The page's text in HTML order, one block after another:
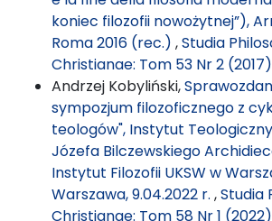
koniec filozofii nowożytnej”),
Roma 2016 (rec.) ,Studia
Christianae: Tom 53 Nr 2 (2017)
Andrzej Kobyliński,
sympozjum filozoficznego z
teologów", Instytut
Józefa Bilczewskiego
Instytut Filozofii UKSW w
Warszawa, 9.04.2022 r. ,Studia
Christianae: Tom 58 Nr 1 (2022)